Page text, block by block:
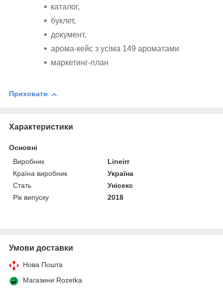
каталог,
буклет,
документ,
арома-кейс з усіма 149 ароматами
маркетинг-план
Приховати
Характеристики
Основні
Виробник
Lineirr
Країна виробник
Україна
Стать
Унісекс
Рік випуску
2018
Умови доставки
Нова Пошта
Магазини Rozetka